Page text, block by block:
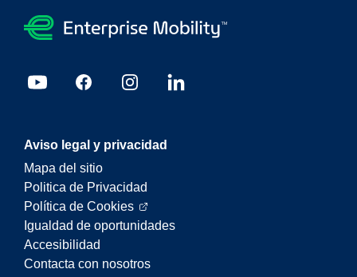
Aviso legal y privacidad
Mapa del sitio
Politica de Privacidad
Política de Cookies
Igualdad de oportunidades
Accesibilidad
Contacta con nosotros